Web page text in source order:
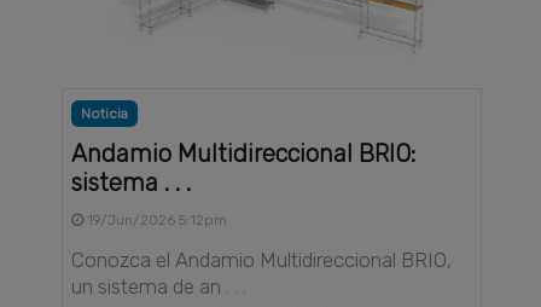
Noticia
Andamio Multidireccional BRIO:
sistema . . .
19/Jun/2026 5:12pm
Conozca el Andamio Multidireccional BRIO,
un sistema de an . . .